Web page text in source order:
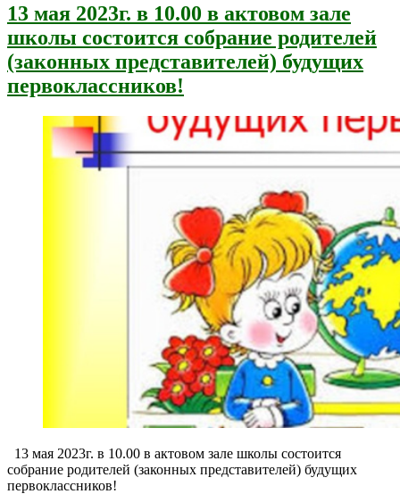
13 мая 2023г. в 10.00 в актовом зале
школы состоится собрание родителей
(законных представителей) будущих
первоклассников!
13 мая 2023г. в 10.00 в актовом зале школы состоится
собрание родителей (законных представителей) будущих
первоклассников!